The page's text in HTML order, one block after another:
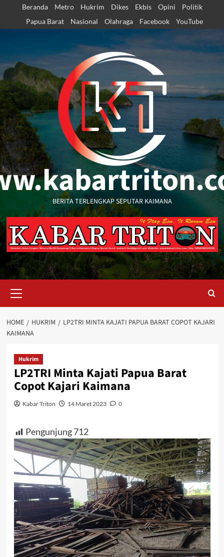
content
Beranda Metro Hukrim Dikes Ekbis Opini
Politik
Papua Barat
Nasional Olahraga Facebook YouTube
BERITA TERLENGKAP SEPUTAR KAIMANA
Menu
HOME HUKRIM
LP2TRI MINTA KAJATI PAPUA BARAT COPOT KAJARI
KAIMANA
Hukrim
LP2TRI Minta Kajati Papua Barat
Copot Kajari Kaimana
Kabar Triton 14 Maret 2023 0
Pengunjung 712